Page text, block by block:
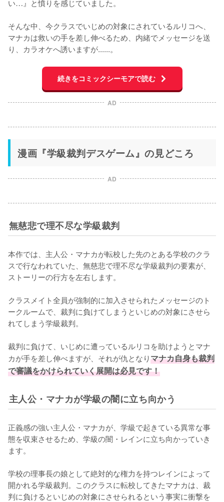
い…』と憤りを感じていました。
そんな中、今クラスでいじめの対象にされているルリコへ、
マナカは救いの手を差し伸べるため、内緒でメッセージを送
続きをコミックシーモアで読む
AD
漫画『学級裁判デスゲーム』の見どころ
AD
無慈悲で理不尽な学級裁判
本作では、主人公・マナカが転校した先のとある学校のクラ
スで行なわれていた、無慈悲で理不尽な学級裁判の要素が、
ストーリーの行方を左右します。
クラスメイト全員が強制的に加入させられたメッセージのト
ークルームで、裁判に負けてしまうといじめの対象にさせら
れてしまう学級裁判。
裁判に負けて、いじめに遭っているルリコを助けようとマナ
カが手を差し伸べますが、それが仇となりマナカ自身も裁判
で審議をかけられていく展開は必見です！
主人公・マナカが学級の闇に立ち向かう
正義感の強い主人公・マナカが、学級で起きている異常な事
態を収束させるため、学級の闇・レインに立ち向かっていき
ます。
学校の理事長の娘として絶対的な権力を持つレインによって
開かれる学級裁判。このクラスに転校してきたマナカは、裁
判に負けるといじめの対象にさせられるという事実に衝撃を